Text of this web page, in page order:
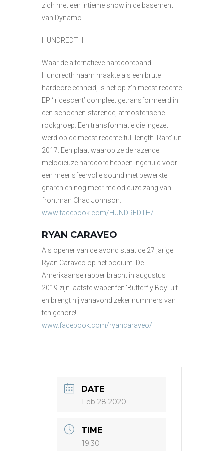
zich met een intieme show in de basement
van Dynamo.
HUNDREDTH
Waar de alternatieve hardcoreband
Hundredth naam maakte als een brute
hardcore eenheid, is het op z’n meest recente
EP ‘Iridescent’ compleet getransformeerd in
een schoenen-starende, atmosferische
rockgroep. Een transformatie die ingezet
werd op de meest recente full-length ‘Rare’ uit
2017. Een plaat waarop ze de razende
melodieuze hardcore hebben ingeruild voor
een meer sfeervolle sound met bewerkte
gitaren en nog meer melodieuze zang van
frontman Chad Johnson.
www.facebook.com/HUNDREDTH/
RYAN CARAVEO
Als opener van de avond staat de 27 jarige
Ryan Caraveo op het podium. De
Amerikaanse rapper bracht in augustus
2019 zijn laatste wapenfeit ‘Butterfly Boy’ uit
en brengt hij vanavond zeker nummers van
ten gehore!
www.facebook.com/ryancaraveo/
DATE
Feb 28 2020
TIME
19:30